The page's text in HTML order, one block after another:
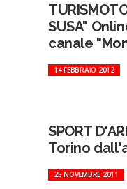
SUSA"
canale
14 FEBBRAIO 2012
SPORT
Torino
25 NOVEMBRE 2011